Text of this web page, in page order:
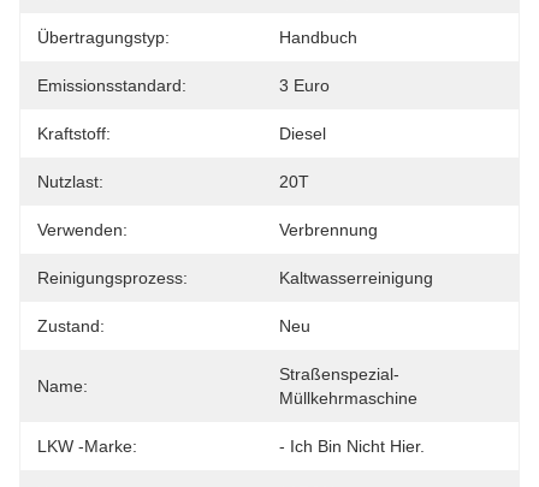
Übertragungstyp: Handbuch
Emissionsstandard: 3 Euro
Kraftstoff: Diesel
Nutzlast: 20T
Verwenden: Verbrennung
Reinigungsprozess: Kaltwasserreinigung
Zustand: Neu
Name:
Straßenspezial-
Müllkehrmaschine
LKW -Marke: - Ich Bin Nicht Hier.